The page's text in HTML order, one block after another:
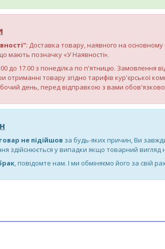
: Доставка товару, наявного на основному
мають позначку «У Наявності».
до 17.00 з понеділка по п'ятницю. Замовлення
отриманні товару згідно тарифів кур'єрської
день, перед відправкою з вами
не підійшов за будь-яких причин, Ви
здійснюється у випадки якщо товарний вигляд
, повідомте нам. І ми обміняємо його за свій